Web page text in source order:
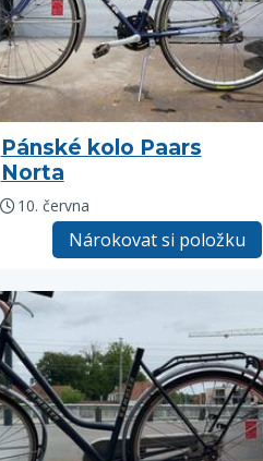
Pánské kolo Paars
Norta
10. června
Nárokovat si položku